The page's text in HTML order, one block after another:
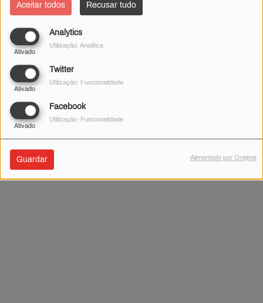
Aceitar todos Recusar tudo
Analytics
Ativado
Utilização: Analítica
Twitter
Ativado
Utilização: Funcionalidade
Facebook
Ativado
Utilização: Funcionalidade
Guardar Alimentado por Orejime